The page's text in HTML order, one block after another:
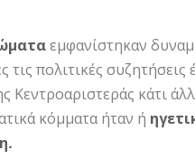
εμφανίστηκαν
τις πολιτικές
Κεντροαριστεράς κάτι
κόμματα ήταν ή